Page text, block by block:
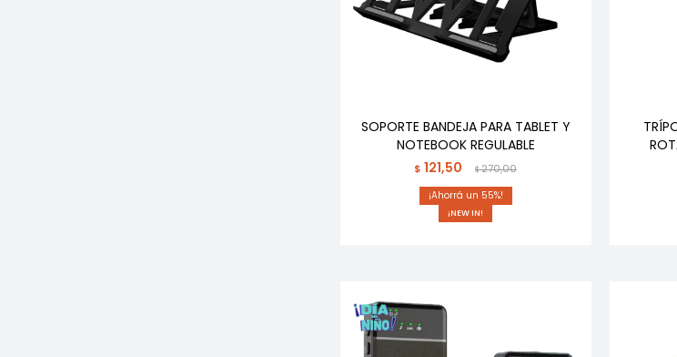
SOPORTE BANDEJA PARA TABLET Y
NOTEBOOK REGULABLE
$ 121,50 $270,00
55
¡NEW IN!